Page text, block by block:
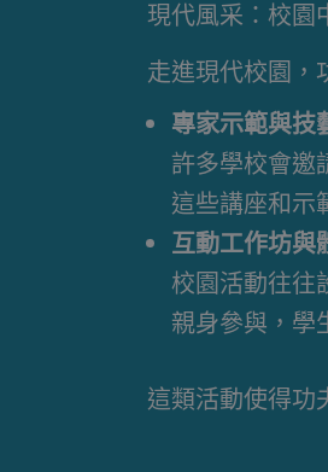
現代風采：校園
走進現代校園，
專家示範與技
許多學校會邀
這些講座和示
互動工作坊與
校園活動往往
親身參與，學
這類活動使得功